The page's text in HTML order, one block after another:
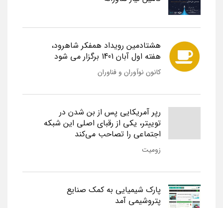
هشتادمین رویداد همفکر شاهرود،
هفته اول آبان 1401 برگزار می شود
کانون نوآوران و فناوران
رپر آمریکایی پس از بن شدن در
توییتر، یکی از رقبای اصلی این شبکه
اجتماعی را تصاحب می‌کند
زومیت
پارک شیمیایی به کمک صنایع
پتروشیمی آمد